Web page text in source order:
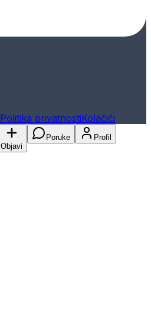
Politika privatnostiKolačići
Objavi
Poruke Profil